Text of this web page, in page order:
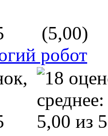
(5,00)
робот